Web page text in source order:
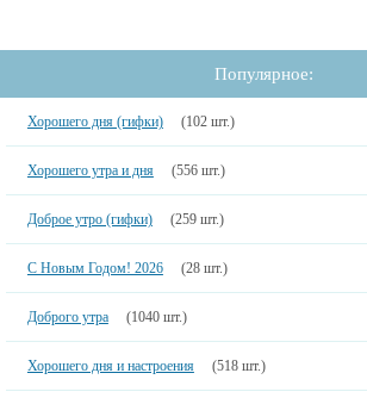
Популярное:
Хорошего дня (гифки) (102 шт.)
Хорошего утра и дня (556 шт.)
Доброе утро (гифки) (259 шт.)
С Новым Годом! 2026 (28 шт.)
Доброго утра (1040 шт.)
Хорошего дня и настроения (518 шт.)